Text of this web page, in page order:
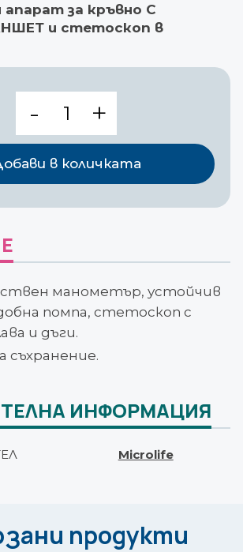
за кръвно С
и стетоскоп в
Механичен
за
КН
Microlife
в количката
манометър, устойчив
помпа, стетоскоп с
и дъги.
съхранение.
ИНФОРМАЦИЯ
Microlife
продукти